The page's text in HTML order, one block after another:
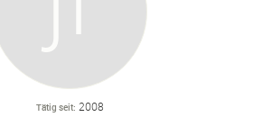
Tätig seit 2008